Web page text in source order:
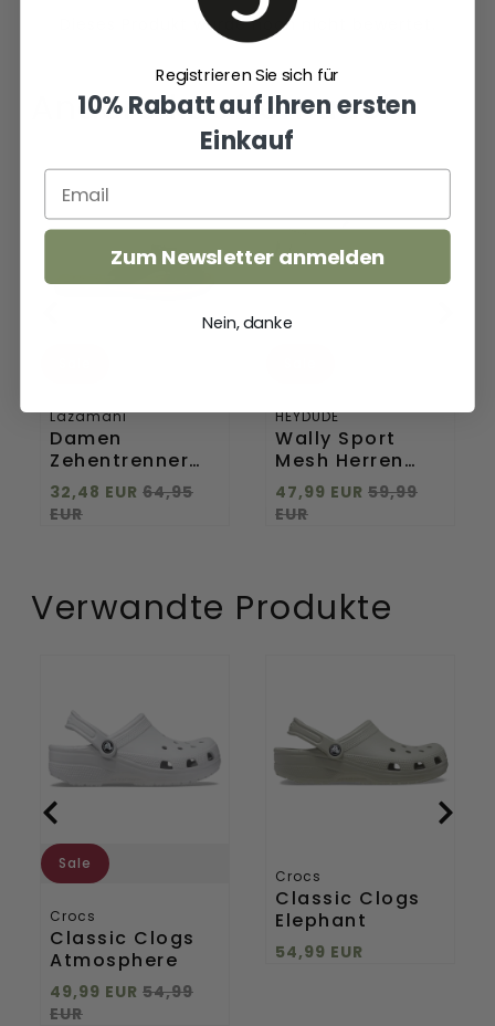
Andere kauften auch
Damen
Zehentrenner
33.517
Black
Lazamani
Damen
Zehentrenner
33.517 Black
32,48 EUR 64,95
EUR
Wally
Herren
Halbschuhe
HEYDUDE
Wally Sport
Mesh Herren
Halbschuhe
White
47,99 EUR 59,99
EUR
Verwandte Produkte
Atmosphere
Sale
Crocs
Classic Clogs
Atmosphere
49,99 EUR 54,99
EUR
Crocs
Classic Clogs
Elephant
54,99 EUR
Registrieren Sie sich für
10% Rabatt auf Ihren ersten
Einkauf
Zum Newsletter anmelden
Nein, danke